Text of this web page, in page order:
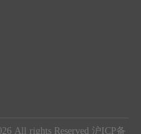
All rights Reserved 沪ICP备